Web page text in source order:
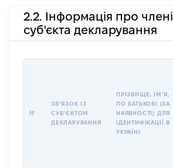
2.2. Інформація про
суб'єкта декларування
№
ЗВʼЯЗОК ІЗ
СУБʼЄКТОМ
ДЕКЛАРУВАННЯ
ПРІЗВИЩЕ, ІМʼЯ,
ПО БАТЬКОВІ (ЗА
НАЯВНОСТІ) ДЛЯ
ІДЕНТИФІКАЦІЇ В
УКРАЇНІ